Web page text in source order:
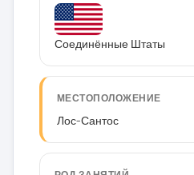
Соединённые Штаты
МЕСТОПОЛОЖЕНИЕ
Лос-Сантос